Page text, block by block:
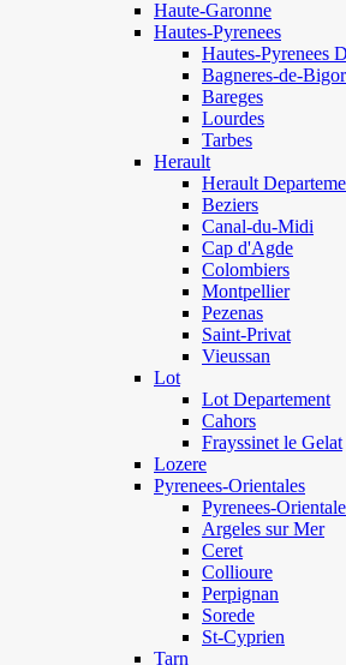
Haute-Garonne
Hautes-Pyrenees
Hautes-Pyrenees
Bagneres-de-
Bareges
Lourdes
Tarbes
Herault
Herault
Beziers
Canal-du-Midi
Cap d'Agde
Colombiers
Montpellier
Pezenas
Saint-Privat
Vieussan
Lot
Lot Departement
Cahors
Frayssinet le Gelat
Lozere
Pyrenees-Orientales
Pyrenees-
Argeles sur Mer
Ceret
Collioure
Perpignan
Sorede
St-Cyprien
Tarn